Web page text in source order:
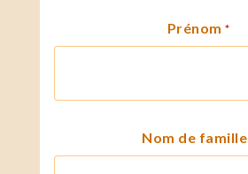
Prénom *
Nom de famille